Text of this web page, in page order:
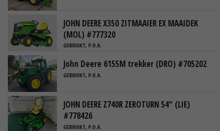
JOHN DEERE X350 ZITMAAIER EX MAAIDEK
(MOL) #777320
GEBRUIKT, P.O.A.
John Deere 6155M trekker (DRO) #705202
GEBRUIKT, P.O.A.
JOHN DEERE Z740R ZEROTURN 54" (LIE)
#778426
GEBRUIKT, P.O.A.